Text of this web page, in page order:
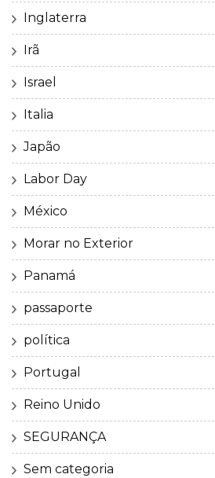
Inglaterra
Irã
Israel
Italia
Japão
Labor Day
México
Morar no Exterior
Panamá
passaporte
política
Portugal
Reino Unido
SEGURANÇA
Sem categoria